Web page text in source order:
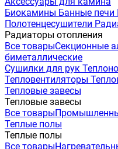
Биокамины Банные печи
Полотенцесушители
Радиаторы отопления
Все товарыСекционные
биметаллические
Сушилки для рук
Тепловентиляторы
Тепловые завесы
Тепловые завесы
Все товары
Теплые полы
Теплые полы
Все товары